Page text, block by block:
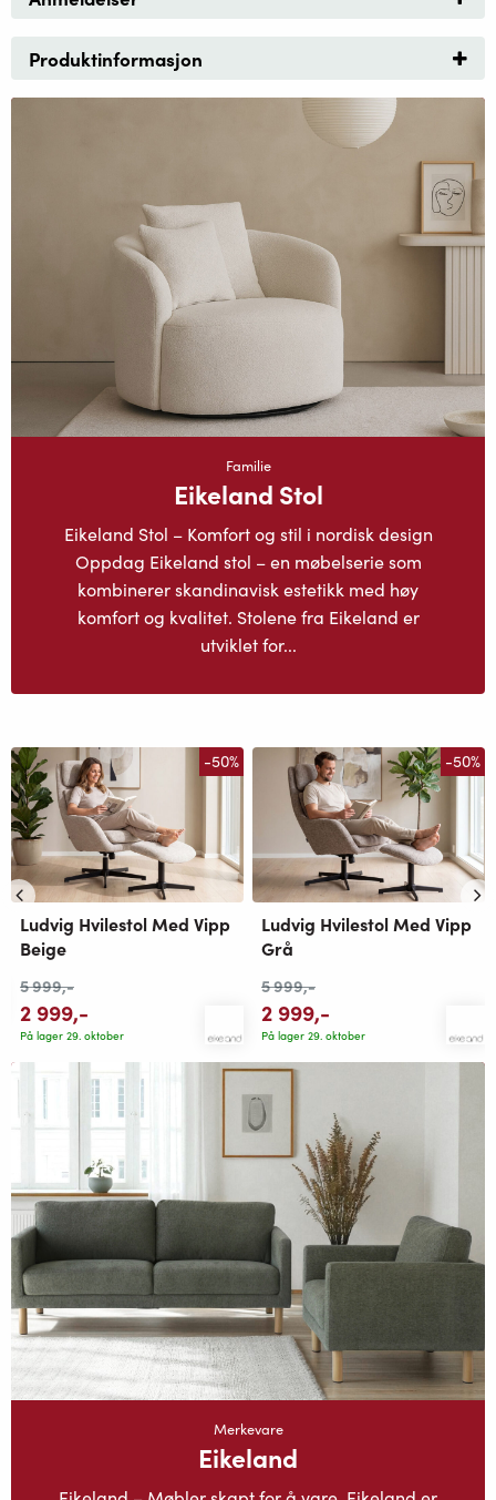
Produktinformasjon
Familie
Eikeland Stol
Eikeland Stol – Komfort og stil i nordisk design
Oppdag Eikeland stol – en møbelserie som
kombinerer skandinavisk estetikk med høy
komfort og kvalitet. Stolene fra Eikeland er
utviklet for...
-50%
Ludvig Hvilestol Med Vipp
Beige
5 999,-
2 999,-
På lager 29. oktober
-50%
Ludvig Hvilestol Med Vipp
Grå
5 999,-
2 999,-
På lager 29. oktober
Merkevare
Eikeland